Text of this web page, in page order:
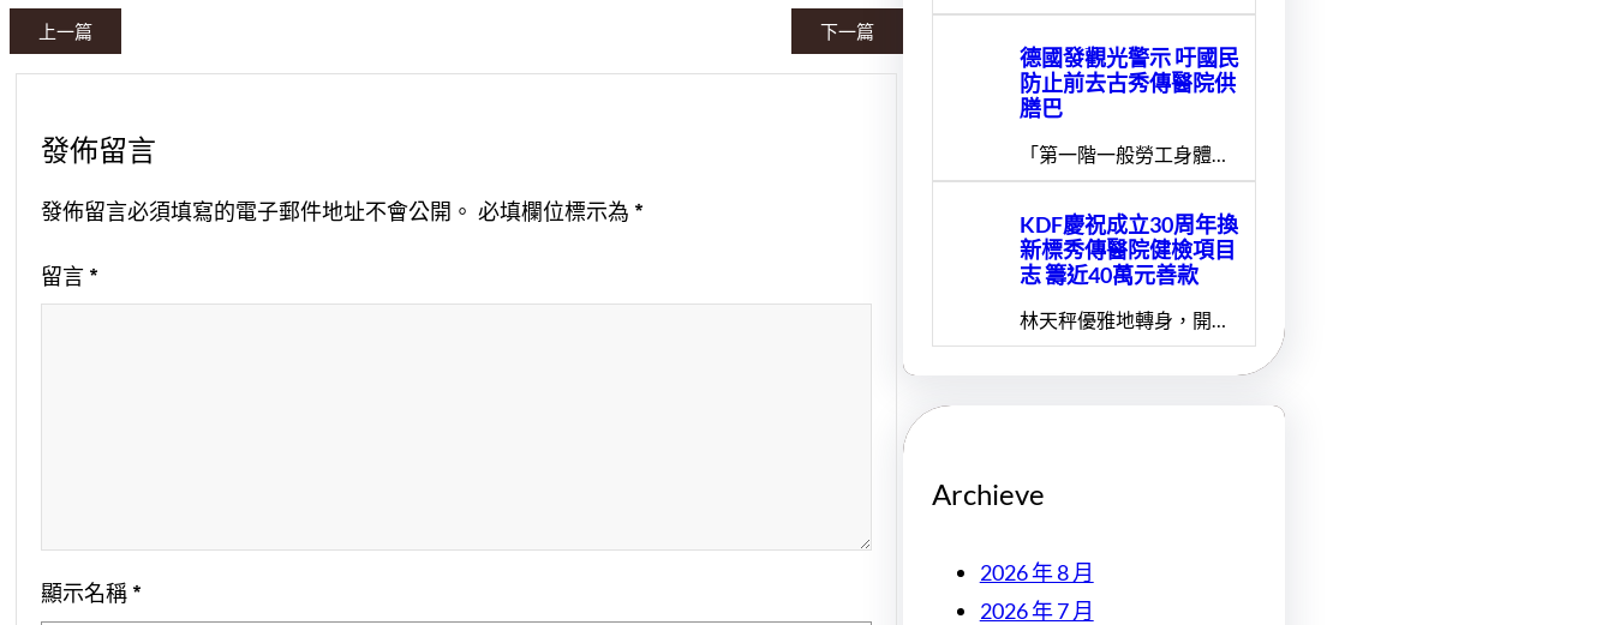
上一篇 下一篇
發佈留言
發佈留言必須填寫的電子郵件地址不會公開。 必填欄位標示為 *
留言 *
顯示名稱 *
德國發觀光警示 吁國民
防止前去古秀傳醫院供
膳巴
「第一階一般勞工身體…
KDF慶祝成立30周年換
新標秀傳醫院健檢項目
志 籌近40萬元善款
林天秤優雅地轉身，開…
Archieve
2026 年 8 月
2026 年 7 月